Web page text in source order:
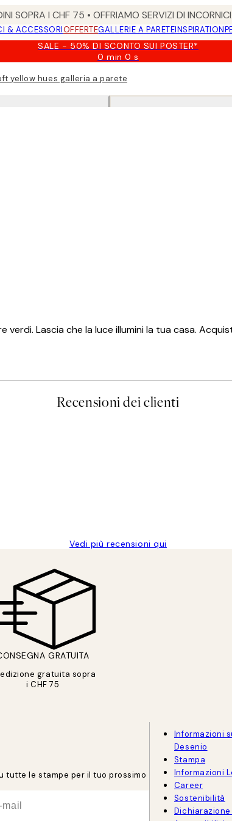
SOPRA I CHF 75 • OFFRIAMO SERVIZI DI
& ACCESSORIOFFERTEGALLERIE A PARETEINSPIRATION
SALE - 50% DI SCONTO SUI POSTER*
0 min0 s
Valido
a:
2026-
yellow hues galleria a parete
Lascia che la luce illumini la tua casa.
Recensioni dei clienti
Vedi più recensioni qui
GRATUITA
gratuita sopra
i CHF 75
tutte le stampe per il tuo prossimo
Informazioni
Desenio
Stampa
Informazioni
Career
Sostenibilità
Dichiarazione